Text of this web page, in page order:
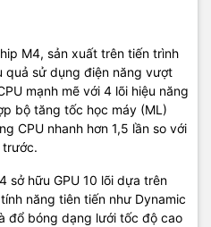
M4, sản xuất trên tiến trình
quả sử dụng điện năng vượt
mạnh mẽ với 4 lõi hiệu năng
bộ tăng tốc học máy (ML)
CPU nhanh hơn 1,5 lần so với
trước.
sở hữu GPU 10 lõi dựa trên
năng tiên tiến như Dynamic
đổ bóng dạng lưới tốc độ cao